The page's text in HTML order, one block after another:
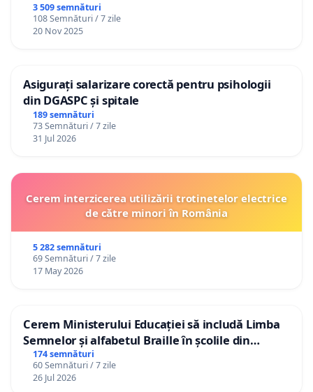
3 509 semnături
108 Semnături / 7 zile
20 Nov 2025
Asigurați salarizare corectă pentru psihologii
din DGASPC și spitale
189 semnături
73 Semnături / 7 zile
31 Jul 2026
Cerem interzicerea utilizării trotinetelor electrice
de către minori în România
5 282 semnături
69 Semnături / 7 zile
17 May 2026
Cerem Ministerului Educației să includă Limba
Semnelor și alfabetul Braille în școlile din
Republica Moldova!
174 semnături
60 Semnături / 7 zile
26 Jul 2026